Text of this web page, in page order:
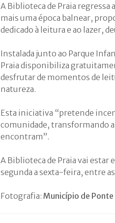
A Biblioteca de Praia regressa
mais uma época balnear,
dedicado à leitura e ao lazer,
Instalada junto ao Parque
Praia disponibiliza
desfrutar de momentos de
natureza.
Esta iniciativa “pretende
comunidade, transformando
encontram”.
A Biblioteca de Praia vai estar
segunda a sexta-feira, entre
Fotografia: Município de Ponte